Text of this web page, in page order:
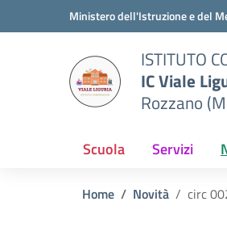
Vai ai contenuti
Vai al menu di navigazioneMinistero dell'Istruzione e del
ISTITUTO
IC Viale
Rozzano
Scuola Servizi
Home Novità circ